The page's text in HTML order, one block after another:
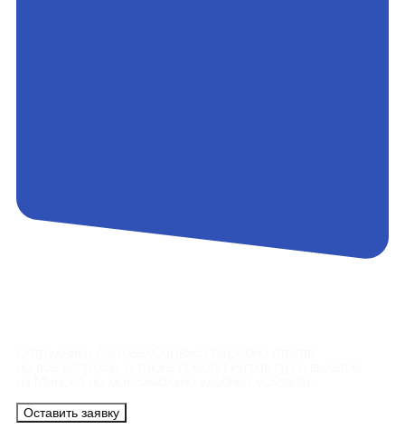
Оставить заявку